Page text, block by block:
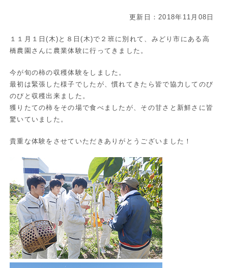
更新日：2018年11月08日
１１月１日(木)と８日(木)で２班に別れて、みどり市にある高
橋農園さんに農業体験に行ってきました。
今が旬の柿の収穫体験をしました。
最初は緊張した様子でしたが、慣れてきたら皆で協力してのび
のびと収穫出来ました。
獲りたての柿をその場で食べましたが、その甘さと新鮮さに皆
驚いていました。
貴重な体験をさせていただきありがとうございました！